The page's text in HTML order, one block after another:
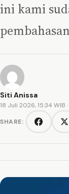
ini kami
Siti Anissa
18 Juli 2026, 15:34 WIB
SHARE:
Facebook